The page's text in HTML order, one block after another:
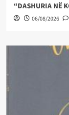
“DASHURIA NË
06/08/2026